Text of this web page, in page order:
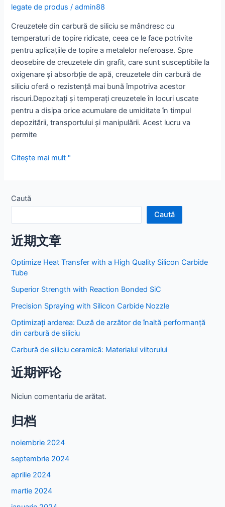
carbură
siliciu
legate de produs /admin88
Creuzetele din carbură de siliciu se mândresc cu
temperaturi de topire ridicate, ceea ce le face potrivite
pentru aplicațiile de topire a metalelor neferoase. Spre
deosebire de creuzetele din grafit, care sunt susceptibile la
oxigenare și absorbție de apă, creuzetele din carbură de
siliciu oferă o rezistență mai bună împotriva acestor
riscuri.Depozitați și temperați creuzetele în locuri uscate
pentru a disipa orice acumulare de umiditate în timpul
depozitării, transportului și manipulării. Acest lucru va
permite
Creuzet
de
siliciu
Citește mai mult "
Caută
Caută
近期文章
Optimize Heat Transfer with a High Quality Silicon Carbide
Tube
Superior Strength with Reaction Bonded SiC
Precision Spraying with Silicon Carbide Nozzle
Optimizați arderea: Duză de arzător de înaltă performanță
din carbură de siliciu
Carbură de siliciu ceramică: Materialul viitorului
近期评论
Niciun comentariu de arătat.
归档
noiembrie 2024
septembrie 2024
aprilie 2024
martie 2024